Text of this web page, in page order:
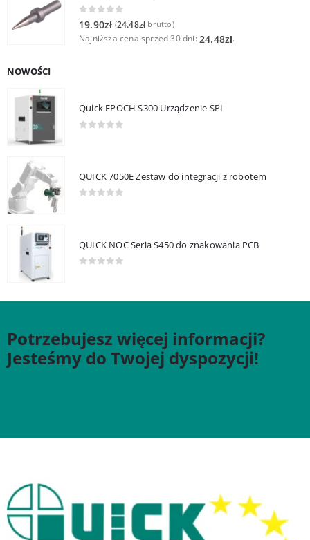
0out of 5
19.90zł (24.48złbrutto)
Najniższa cena sprzed 30 dni: 24.48zł.
NOWOŚCI
Quick EPOCH S300 Urządzenie SPI
QUICK 7050E Zestaw do integracji z robotem
QUICK NOC Seria S450 do znakowania PCB
Potrzebujesz więcej informacji?
Jesteśmy do Twojej dyspozycji!